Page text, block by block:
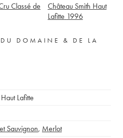
Classé de
Château Smith Haut
Lafitte 1996
DU DOMAINE & DE LA
Lafitte
Sauvignon, Merlot